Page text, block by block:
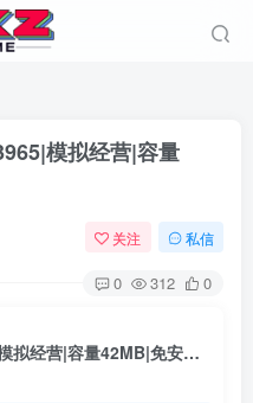
模拟经营|容量
关注 私信
0 312 0
熊先生的餐厅 Build.10333965|模拟经营|容量42MB|免安装绿色中文版